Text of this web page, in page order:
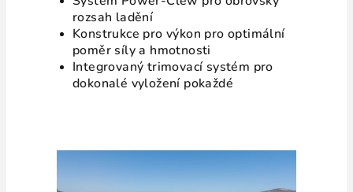
rozsah ladění
Konstrukce pro výkon pro optimální
poměr síly a hmotnosti
Integrovaný trimovací systém pro
dokonalé vyložení pokaždé